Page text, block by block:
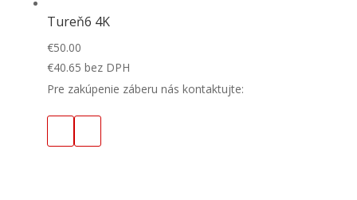
Tureň6 4K
€50.00
€40.65 bez DPH
Pre zakúpenie záberu nás kontaktujte: